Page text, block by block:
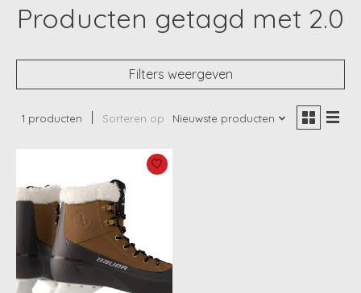
Producten getagd met 2.0
Filters weergeven
1 producten Sorteren op Nieuwste producten